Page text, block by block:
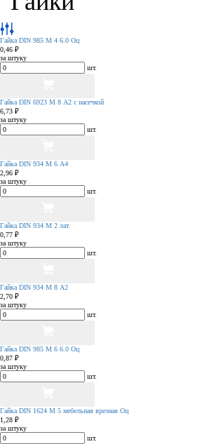
Гайка DIN 985 М 4 6.0 Оц
0,46 ₽
за штуку
шт.
Гайка DIN 6923 М 8 А2 с насечкой
6,73 ₽
за штуку
шт.
Гайка DIN 934 М 6 А4
2,96 ₽
за штуку
шт.
Гайка DIN 934 М 2 лат.
0,77 ₽
за штуку
шт.
Гайка DIN 934 М 8 А2
2,70 ₽
за штуку
шт.
Гайка DIN 985 М 6 6.0 Оц
0,87 ₽
за штуку
шт.
Гайка DIN 1624 М 5 мебельная врезная Оц
1,28 ₽
за штуку
шт.